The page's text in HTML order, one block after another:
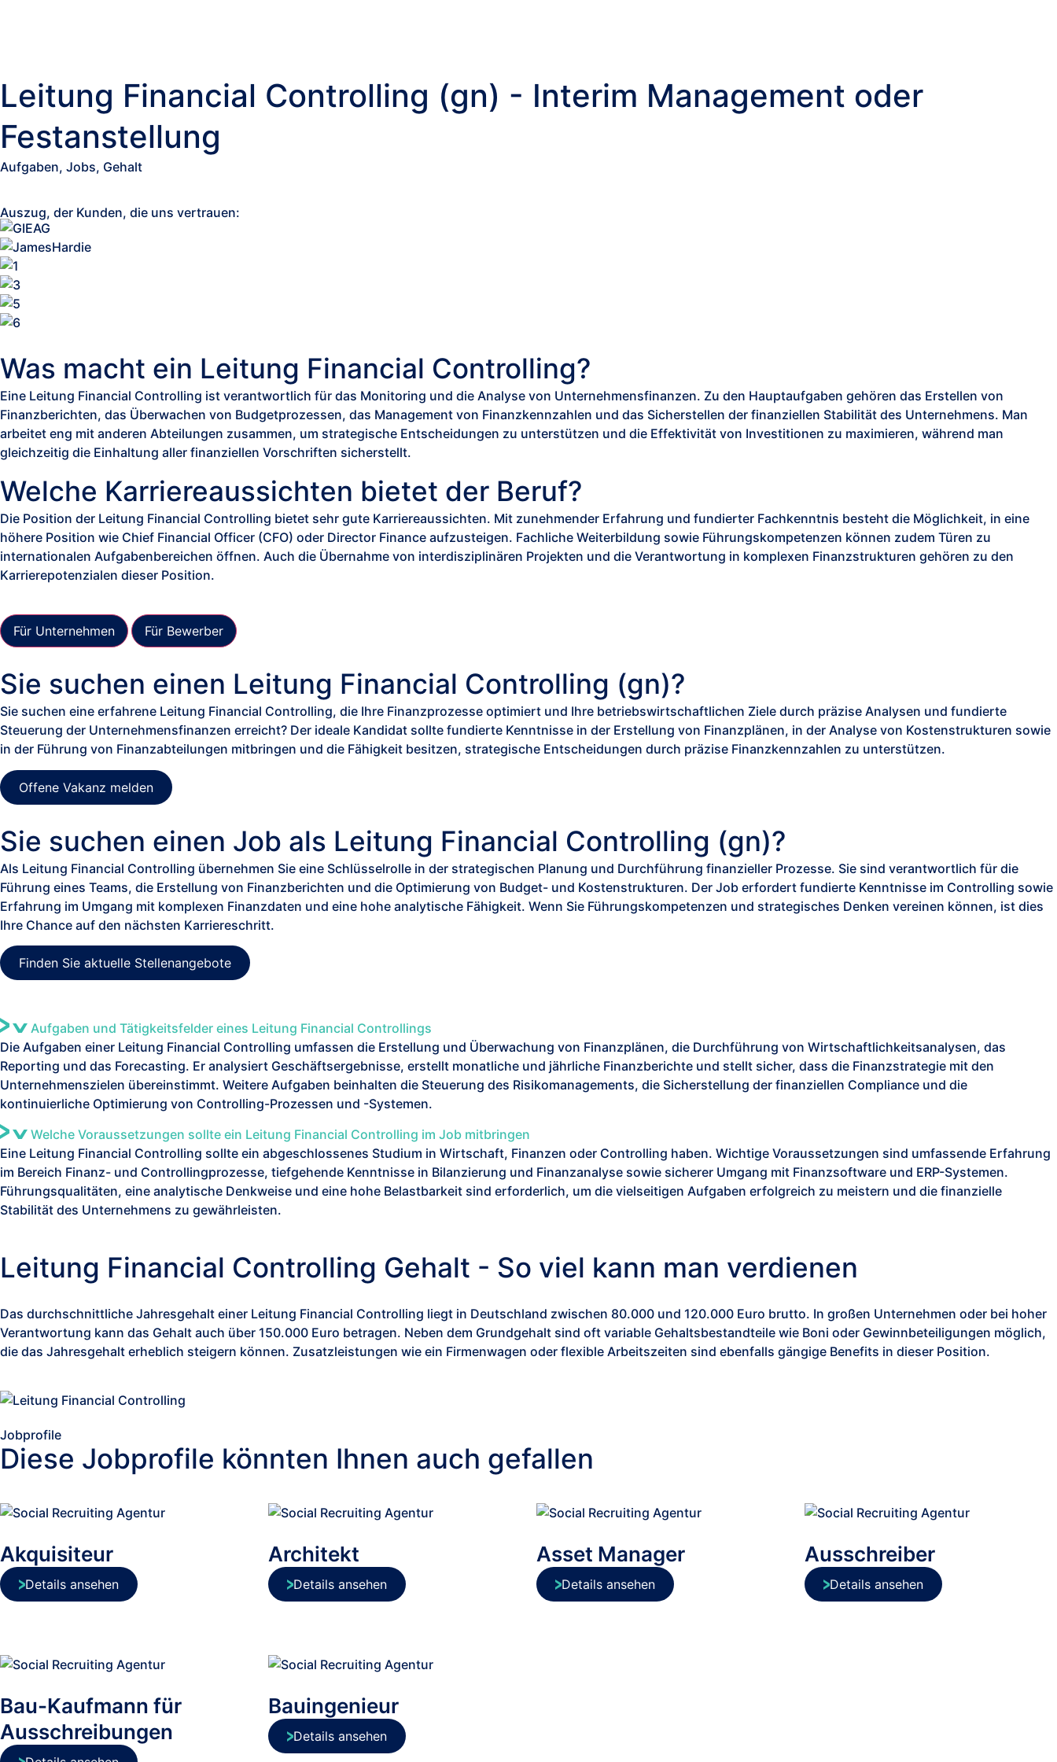
Leitung Financial Controlling (gn) - Interim Management oder
Festanstellung
Aufgaben, Jobs, Gehalt
Auszug, der Kunden, die uns vertrauen:
Was macht ein Leitung Financial Controlling?
Eine Leitung Financial Controlling ist verantwortlich für das Monitoring und die Analyse von Unternehmensfinanzen. Zu den Hauptaufgaben gehören das Erstellen von
Finanzberichten, das Überwachen von Budgetprozessen, das Management von Finanzkennzahlen und das Sicherstellen der finanziellen Stabilität des Unternehmens. Man
arbeitet eng mit anderen Abteilungen zusammen, um strategische Entscheidungen zu unterstützen und die Effektivität von Investitionen zu maximieren, während man
gleichzeitig die Einhaltung aller finanziellen Vorschriften sicherstellt.
Welche Karriereaussichten bietet der Beruf?
Die Position der Leitung Financial Controlling bietet sehr gute Karriereaussichten. Mit zunehmender Erfahrung und fundierter Fachkenntnis besteht die Möglichkeit, in eine
höhere Position wie Chief Financial Officer (CFO) oder Director Finance aufzusteigen. Fachliche Weiterbildung sowie Führungskompetenzen können zudem Türen zu
internationalen Aufgabenbereichen öffnen. Auch die Übernahme von interdisziplinären Projekten und die Verantwortung in komplexen Finanzstrukturen gehören zu den
Karrierepotenzialen dieser Position.
Für Unternehmen Für Bewerber
Sie suchen einen Leitung Financial Controlling (gn)?
Sie suchen eine erfahrene Leitung Financial Controlling, die Ihre Finanzprozesse optimiert und Ihre betriebswirtschaftlichen Ziele durch präzise Analysen und fundierte
Steuerung der Unternehmensfinanzen erreicht? Der ideale Kandidat sollte fundierte Kenntnisse in der Erstellung von Finanzplänen, in der Analyse von Kostenstrukturen sowie
in der Führung von Finanzabteilungen mitbringen und die Fähigkeit besitzen, strategische Entscheidungen durch präzise Finanzkennzahlen zu unterstützen.
Offene Vakanz melden
Sie suchen einen Job als Leitung Financial Controlling (gn)?
Als Leitung Financial Controlling übernehmen Sie eine Schlüsselrolle in der strategischen Planung und Durchführung finanzieller Prozesse. Sie sind verantwortlich für die
Führung eines Teams, die Erstellung von Finanzberichten und die Optimierung von Budget- und Kostenstrukturen. Der Job erfordert fundierte Kenntnisse im Controlling sowie
Erfahrung im Umgang mit komplexen Finanzdaten und eine hohe analytische Fähigkeit. Wenn Sie Führungskompetenzen und strategisches Denken vereinen können, ist dies
Ihre Chance auf den nächsten Karriereschritt.
Finden Sie aktuelle Stellenangebote
Aufgaben und Tätigkeitsfelder eines Leitung Financial Controllings
Die Aufgaben einer Leitung Financial Controlling umfassen die Erstellung und Überwachung von Finanzplänen, die Durchführung von Wirtschaftlichkeitsanalysen, das
Reporting und das Forecasting. Er analysiert Geschäftsergebnisse, erstellt monatliche und jährliche Finanzberichte und stellt sicher, dass die Finanzstrategie mit den
Unternehmenszielen übereinstimmt. Weitere Aufgaben beinhalten die Steuerung des Risikomanagements, die Sicherstellung der finanziellen Compliance und die
kontinuierliche Optimierung von Controlling-Prozessen und -Systemen.
Welche Voraussetzungen sollte ein Leitung Financial Controlling im Job mitbringen
Eine Leitung Financial Controlling sollte ein abgeschlossenes Studium in Wirtschaft, Finanzen oder Controlling haben. Wichtige Voraussetzungen sind umfassende Erfahrung
im Bereich Finanz- und Controllingprozesse, tiefgehende Kenntnisse in Bilanzierung und Finanzanalyse sowie sicherer Umgang mit Finanzsoftware und ERP-Systemen.
Führungsqualitäten, eine analytische Denkweise und eine hohe Belastbarkeit sind erforderlich, um die vielseitigen Aufgaben erfolgreich zu meistern und die finanzielle
Stabilität des Unternehmens zu gewährleisten.
Leitung Financial Controlling Gehalt - So viel kann man verdienen
Das durchschnittliche Jahresgehalt einer Leitung Financial Controlling liegt in Deutschland zwischen 80.000 und 120.000 Euro brutto. In großen Unternehmen oder bei hoher
Verantwortung kann das Gehalt auch über 150.000 Euro betragen. Neben dem Grundgehalt sind oft variable Gehaltsbestandteile wie Boni oder Gewinnbeteiligungen möglich,
die das Jahresgehalt erheblich steigern können. Zusatzleistungen wie ein Firmenwagen oder flexible Arbeitszeiten sind ebenfalls gängige Benefits in dieser Position.
Jobprofile
Diese Jobprofile könnten Ihnen auch gefallen
Akquisiteur
Details ansehen
Architekt
Details ansehen
Asset Manager
Details ansehen
Ausschreiber
Details ansehen
Bau-Kaufmann für
Ausschreibungen
Bauingenieur
Details ansehen